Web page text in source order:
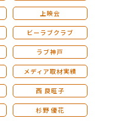
上映会
ビーラブクラブ
ラブ神戸
メディア取材実績
西 良旺子
杉野 優花